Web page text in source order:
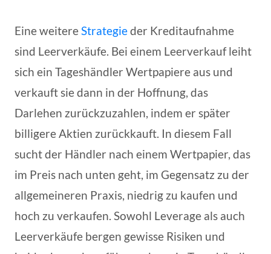
Eine weitereStrategieder Kreditaufnahme
sind Leerverkäufe. Bei einem Leerverkauf leiht
sich ein Tageshändler Wertpapiere aus und
verkauft sie dann in der Hoffnung, das
Darlehen zurückzuzahlen, indem er später
billigere Aktien zurückkauft. In diesem Fall
sucht der Händler nach einem Wertpapier, das
im Preis nach unten geht, im Gegensatz zu der
allgemeineren Praxis, niedrig zu kaufen und
hoch zu verkaufen. Sowohl Leverage als auch
Leerverkäufe bergen gewisse Risiken und